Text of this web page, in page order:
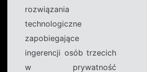
rozwiązania
technologiczne
zapobiegające
ingerencji osób trzecich
w prywatność